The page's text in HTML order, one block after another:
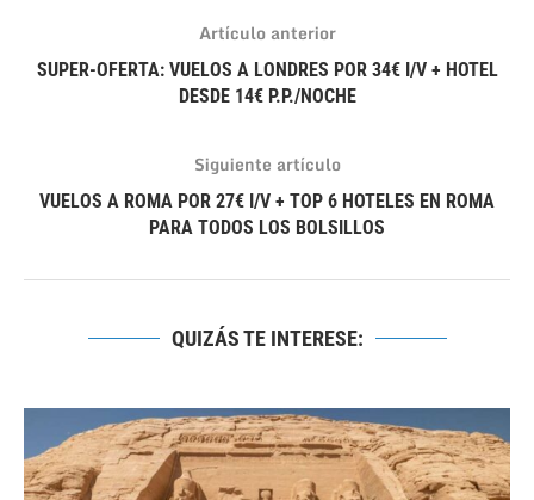
Artículo anterior
SUPER-OFERTA: VUELOS A LONDRES POR 34€ I/V + HOTEL
DESDE 14€ P.P./NOCHE
Siguiente artículo
VUELOS A ROMA POR 27€ I/V + TOP 6 HOTELES EN ROMA
PARA TODOS LOS BOLSILLOS
QUIZÁS TE INTERESE: